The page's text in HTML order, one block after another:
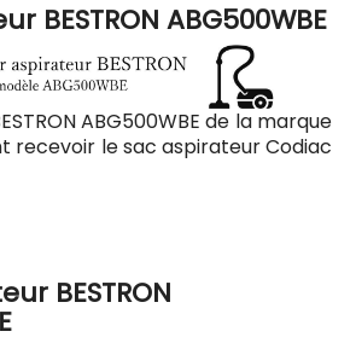
BESTRON ABG500WBE
ABG500WBE de la marque
recevoir le sac aspirateur Codiac
BESTRON